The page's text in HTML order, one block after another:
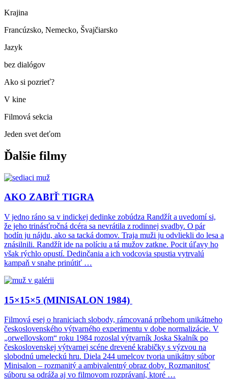
Krajina
Francúzsko, Nemecko, Švajčiarsko
Jazyk
bez dialógov
Ako si pozrieť?
V kine
Filmová sekcia
Jeden svet deťom
Ďalšie filmy
AKO ZABIŤ TIGRA
V jedno ráno sa v indickej dedinke zobúdza Randžít a uvedomí si,
že jeho trinásťročná dcéra sa nevrátila z rodinnej svadby. O pár
hodín ju nájdu, ako sa tacká domov. Traja muži ju odvliekli do lesa a
znásilnili. Randžít ide na políciu a tá mužov zatkne. Pocit úľavy ho
však rýchlo opustí. Dedinčania a ich vodcovia spustia vytrvalú
kampaň v snahe prinútiť …
15×15×5 (MINISALON 1984)
Filmová esej o hraniciach slobody, rámcovaná príbehom unikátneho
československého výtvarného experimentu v dobe normalizácie. V
„orwellovskom“ roku 1984 rozoslal výtvarník Joska Skalník po
československej výtvarnej scéne drevené krabičky s výzvou na
slobodnú umeleckú hru. Diela 244 umelcov tvoria unikátny súbor
Minisalon – rozmanitý a ambivalentný obraz doby. Rozmanitosť
súboru sa odráža aj vo filmovom rozprávaní, ktoré …